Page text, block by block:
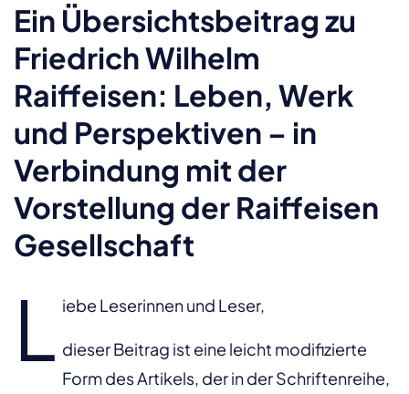
Ein Übersichtsbeitrag zu
Friedrich Wilhelm
Raiffeisen: Leben, Werk
und Perspektiven – in
Verbindung mit der
Vorstellung der Raiffeisen
Gesellschaft
L iebe Leserinnen und Leser,
dieser Beitrag ist eine leicht modifizierte
Form des Artikels, der in der Schriftenreihe,